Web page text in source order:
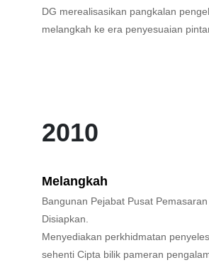
DG merealisasikan pangkalan
melangkah ke era penyesuaian
2010
Melangkah
Bangunan Pejabat Pusat
Disiapkan.
Menyediakan perkhidmatan
sehenti Cipta bilik pameran